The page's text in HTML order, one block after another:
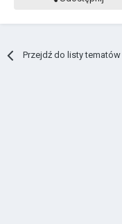
Przejdź do listy tematów